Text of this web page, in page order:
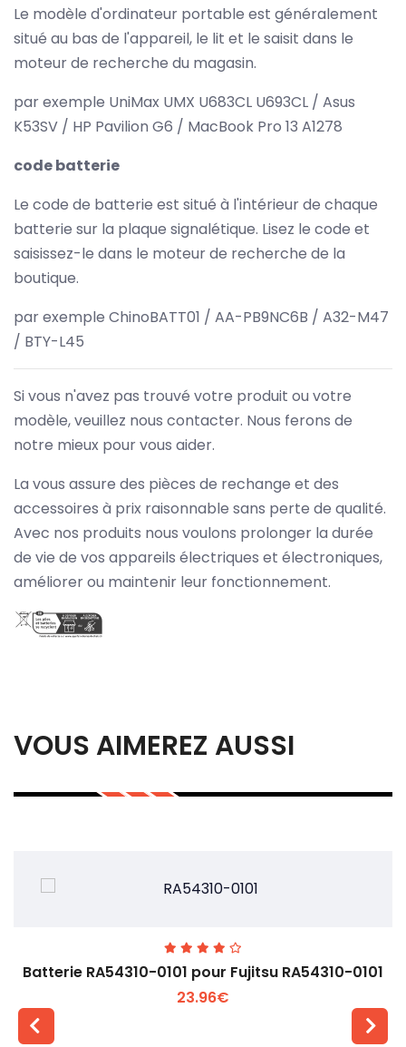
Le modèle d'ordinateur portable est généralement
situé au bas de l'appareil, le lit et le saisit dans le
moteur de recherche du magasin.
par exemple UniMax UMX U683CL U693CL / Asus
K53SV / HP Pavilion G6 / MacBook Pro 13 A1278
code batterie
Le code de batterie est situé à l'intérieur de chaque
batterie sur la plaque signalétique. Lisez le code et
saisissez-le dans le moteur de recherche de la
boutique.
par exemple ChinoBATT01 / AA-PB9NC6B / A32-M47
/ BTY-L45
Si vous n'avez pas trouvé votre produit ou votre
modèle, veuillez nous contacter. Nous ferons de
notre mieux pour vous aider.
La vous assure des pièces de rechange et des
accessoires à prix raisonnable sans perte de qualité.
Avec nos produits nous voulons prolonger la durée
de vie de vos appareils électriques et électroniques,
améliorer ou maintenir leur fonctionnement.
VOUS AIMEREZ AUSSI
Batterie RA54310-0101 pour Fujitsu RA54310-0101
23.96€